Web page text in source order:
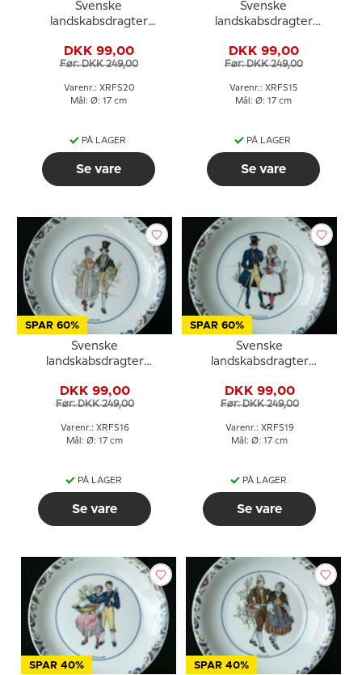
Svenske
landskabsdragter
Västerbotten
DKK 99,00
Før: DKK 249,00
Varenr.: XRFS20
Mål: Ø: 17 cm
PÅ LAGER
Se vare
Svenske
landskabsdragter
Södermanland
DKK 99,00
Før: DKK 249,00
Varenr.: XRFS15
Mål: Ø: 17 cm
PÅ LAGER
Se vare
SPAR 60%
Svenske
landskabsdragter
Uppland
DKK 99,00
Før: DKK 249,00
Varenr.: XRFS16
Mål: Ø: 17 cm
PÅ LAGER
Se vare
SPAR 60%
Svenske
landskabsdragter
Västmanland
DKK 99,00
Før: DKK 249,00
Varenr.: XRFS19
Mål: Ø: 17 cm
PÅ LAGER
Se vare
SPAR 40% SPAR 40%